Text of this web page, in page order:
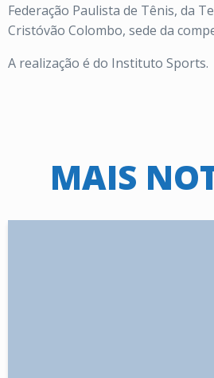
Federação Paulista de Tênis, da
Cristóvão Colombo, sede da
A realização é do Instituto Sports.
MAIS